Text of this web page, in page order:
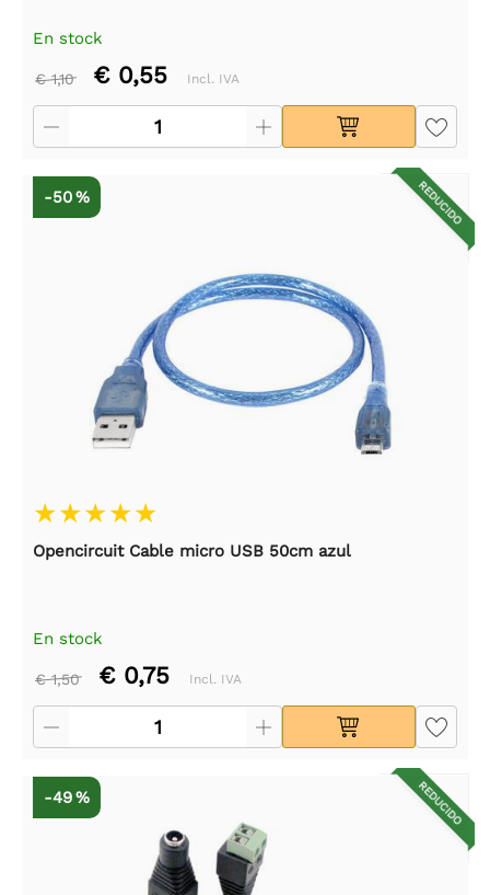
En stock
€ 1,10 € 0,55 Incl. IVA
REDUCIDO
-50 %
Opencircuit Cable micro USB 50cm azul
En stock
€ 1,50 € 0,75 Incl. IVA
REDUCIDO
-49 %